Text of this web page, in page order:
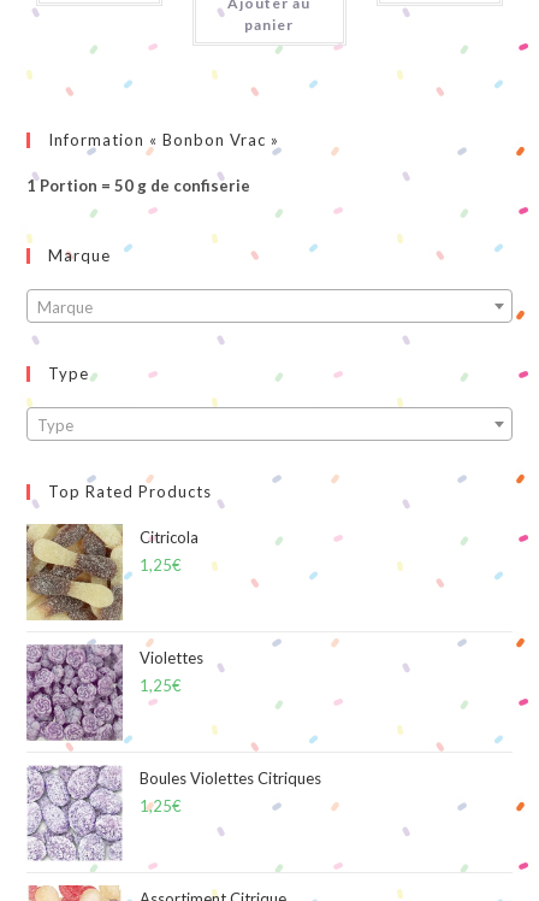
Cherry
panier
Information « Bonbon Vrac »
1 Portion = 50 g de confiserie
Marque
Marque
Type
Type
Top Rated Products
Citricola
1,25€
Violettes
1,25€
Boules Violettes Citriques
1,25€